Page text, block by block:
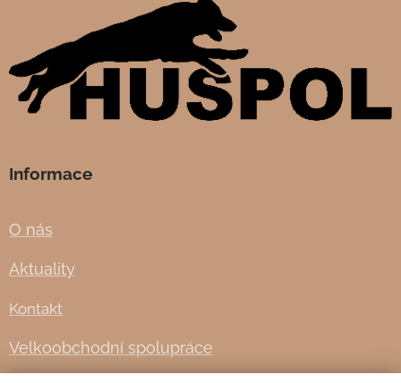
Informace
O nás
Aktuality
Kontakt
Velkoobchodní spolupráce